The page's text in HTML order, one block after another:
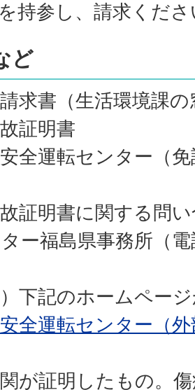
持参し、請求くだ
ど
求書（生活環境課
証明書
全運転センター（
証明書に関する問
ー福島県事務所（
）下記のホームペー
全運転センター（
が証明したもの。